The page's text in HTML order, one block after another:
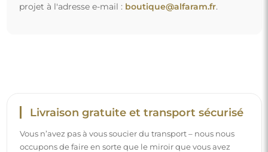
projet à l'adresse e-mail : boutique@alfaram.fr.
Livraison gratuite et transport sécurisé
Vous n’avez pas à vous soucier du transport – nous nous
occupons de faire en sorte que le miroir que vous avez